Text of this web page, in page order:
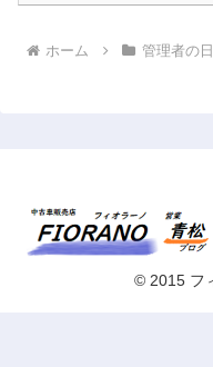
ホーム 管理者の
© 2015 フ